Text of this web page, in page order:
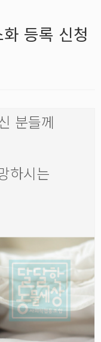
등록 신청
분들께
하시는